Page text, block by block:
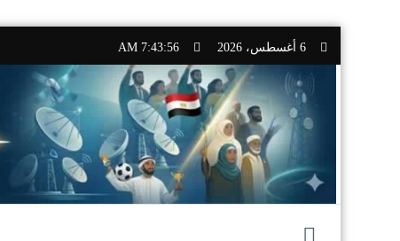
المحتوى
6 أغسطس، 2026 7:43:57 AM